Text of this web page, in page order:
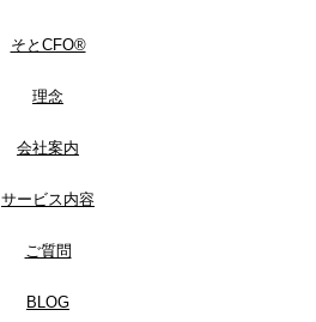
そとCFO®
理念
会社案内
サービス内容
ご質問
BLOG